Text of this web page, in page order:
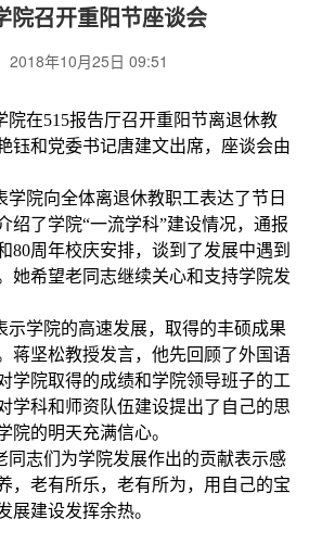
院召开重阳节座谈会
2018年10月25日 09:51
院在515报告厅召开重阳节离退休教
钰和党委书记唐建文出席，座谈会由
学院向全体离退休教职工表达了节日
绍了学院“一流学科”建设情况，通报
80周年校庆安排，谈到了发展中遇到
她希望老同志继续关心和支持学院发
示学院的高速发展，取得的丰硕成果
蒋坚松教授发言，他先回顾了外国语
学院取得的成绩和学院领导班子的工
学科和师资队伍建设提出了自己的思
院的明天充满信心。
同志们为学院发展作出的贡献表示感
，老有所乐，老有所为，用自己的宝
展建设发挥余热。